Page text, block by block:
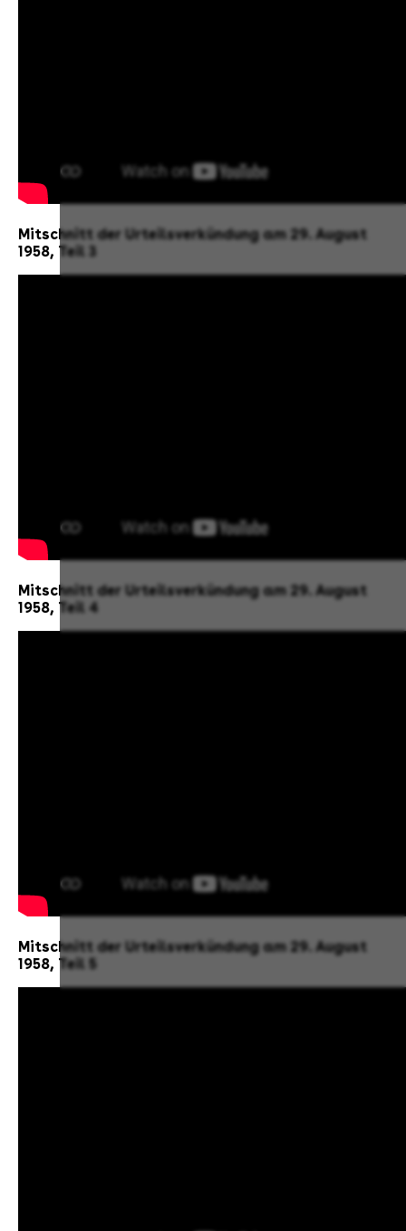
Mitschnitt der Urteilsverkündung am 29. August
1958, Teil 3
Mitschnitt der Urteilsverkündung am 29. August
1958, Teil 4
Mitschnitt der Urteilsverkündung am 29. August
1958, Teil 5